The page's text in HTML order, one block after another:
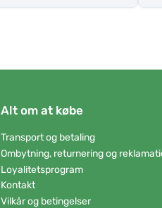
Alt om at købe
Transport og betaling
Ombytning, returnering og
Loyalitetsprogram
Kontakt
Vilkår og betingelser